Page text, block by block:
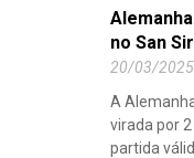
no San
20/03/2025
A
virada por
partida